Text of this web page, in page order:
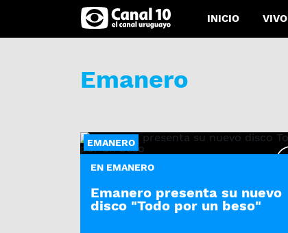
INICIO VIVO
Emanero
EMANERO
EN EMANERO
Emanero presenta su nuevo
disco "Todo por un beso"